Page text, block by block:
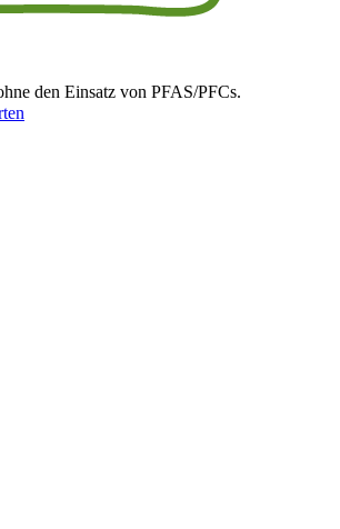
den Einsatz von PFAS/PFCs.